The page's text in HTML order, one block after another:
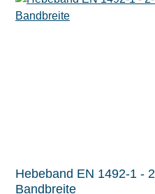
Hebeband EN 1492-1 -
Bandbreite